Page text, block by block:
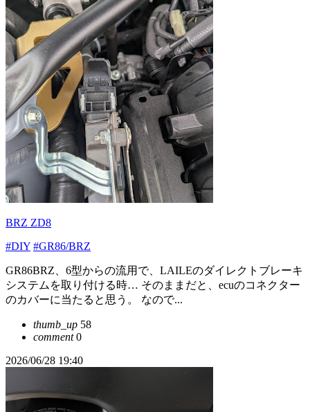
BRZ ZD8
#DIY #GR86/BRZ
GR86BRZ、6型からの流用で、LAILEのダイレクトブレーキ
システムを取り付ける時… そのままだと、ecuのコネクター
のカバーに当たると思う。 なので...
thumb_up 58
comment0
2026/06/28 19:40